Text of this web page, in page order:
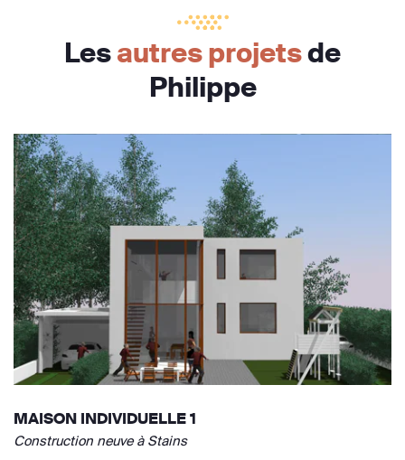
Lesautres projetsde
Philippe
MAISON INDIVIDUELLE 1
Construction neuve à Stains